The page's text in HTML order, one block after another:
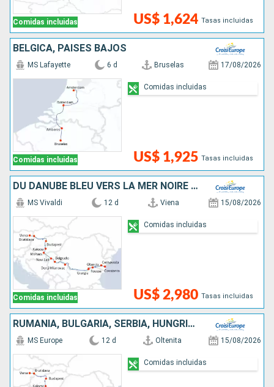
Comidas incluidas US$ 1,624 Tasas incluidas
BÉLGICA, PAISES BAJOS
Comidas incluidas
MS Lafayette 6 d Bruselas 17/08/2026
US$ 1,925 Tasas incluidas
Comidas incluidas
DU DANUBE BLEU VERS LA MER NOIRE - DE VIENNE À BUCAREST
Comidas incluidas
MS Vivaldi 12 d Viena 15/08/2026
US$ 2,980 Tasas incluidas
Comidas incluidas
RUMANIA, BULGARIA, SERBIA, HUNGRÍA, ESLOVAQUIA, AUSTRIA
MS Europe 12 d Oltenita 15/08/2026
Comidas incluidas